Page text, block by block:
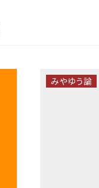
みやゆう論